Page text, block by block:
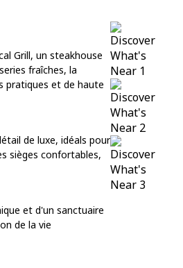
Grill, un steakhouse
fraîches, la
pratiques et de haute
de luxe, idéals pour
sièges confortables,
et d'un sanctuaire
de la vie